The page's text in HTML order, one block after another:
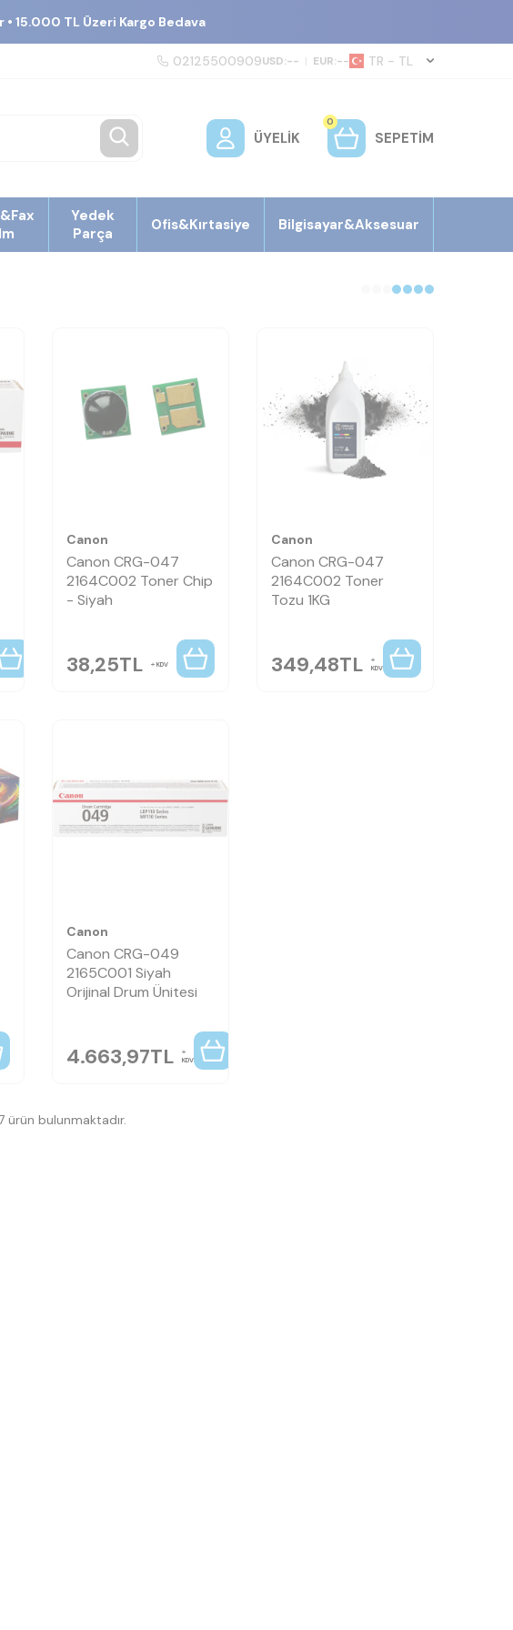
15.000 TL Üzeri Kargo Bedava
02125500909USD:-- | EUR:-- TR − TL
ÜYELIK
0
SEPETIM
Yedek
Parça
Ofis&Kırtasiye Bilgisayar&Aksesuar
Canon
Canon CRG-047
2164C002 Toner Chip
- Siyah
38,25TL KDV
Canon
Canon CRG-047
2164C002 Toner
Tozu 1KG
349,48TL KDV
Canon
Canon CRG-049
2165C001 Siyah
Orijinal Drum Ünitesi
4.663,97TL KDV
ürün bulunmaktadır.